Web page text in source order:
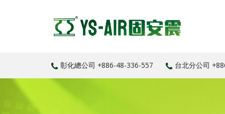
彰化總公司 +886-48-336-557 台北分公司